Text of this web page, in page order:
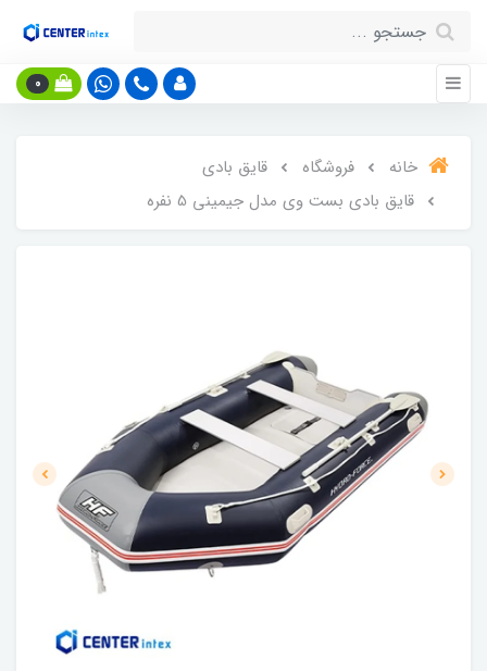
0
خانه فروشگاه
قایق بادی
قایق بادی بست وی مدل جیمینی 5 نفره